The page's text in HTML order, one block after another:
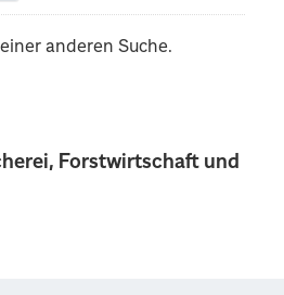
Forstwirtschaft und
anderen Suche.